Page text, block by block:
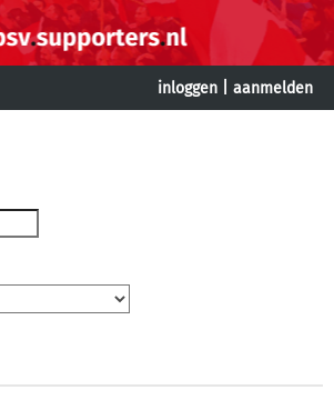
inloggen aanmelden